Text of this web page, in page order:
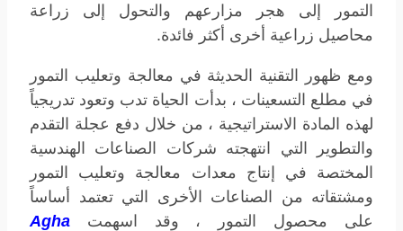
التمور إلى هجر مزارعهم والتحول إلى زراعة
محاصيل زراعية أخرى أكثر فائدة.
ومع ظهور التقنية الحديثة في معالجة وتعليب التمور
في مطلع التسعينات ، بدأت الحياة تدب وتعود تدريجياً
لهذه المادة الاستراتيجية ، من خلال دفع عجلة التقدم
والتطوير التي انتهجته شركات الصناعات الهندسية
المختصة في إنتاج معدات معالجة وتعليب التمور
ومشتقاته من الصناعات الأخرى التي تعتمد أساساً
على محصول التمور ، وقد اسهمت Agha